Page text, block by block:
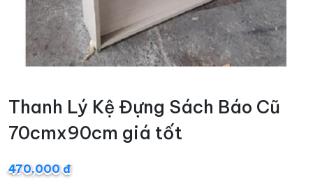
Thanh Lý Kệ Đựng Sách Báo Cũ
70cmx90cm giá tốt
470,000 đ